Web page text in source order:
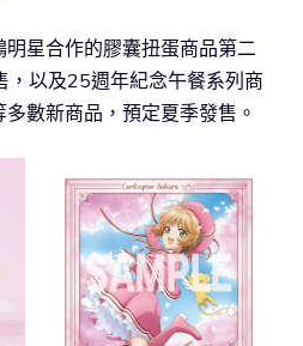
星合作的膠囊扭蛋商品第二
以及25週年紀念午餐系列商
數新商品，預定夏季發售。